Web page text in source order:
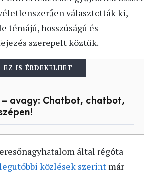
választották ki,
témájú, hosszúságú és
szerepelt köztük.
EZ IS ÉRDEKELHET
– avagy: Chatbot, chatbot,
által régóta
legutóbbi közlések szerint már